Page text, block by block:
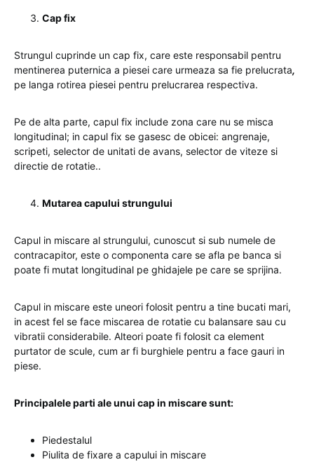
Cap fix
Strungul cuprinde un cap fix, care este responsabil pentru
mentinerea puternica a piesei care urmeaza sa fie prelucrata,
pe langa rotirea piesei pentru prelucrarea respectiva.
Pe de alta parte, capul fix include zona care nu se misca
longitudinal; in capul fix se gasesc de obicei: angrenaje,
scripeti, selector de unitati de avans, selector de viteze si
directie de rotatie..
Mutarea capului strungului
Capul in miscare al strungului, cunoscut si sub numele de
contracapitor, este o componenta care se afla pe banca si
poate fi mutat longitudinal pe ghidajele pe care se sprijina.
Capul in miscare este uneori folosit pentru a tine bucati mari,
in acest fel se face miscarea de rotatie cu balansare sau cu
vibratii considerabile. Alteori poate fi folosit ca element
purtator de scule, cum ar fi burghiele pentru a face gauri in
piese.
Principalele parti ale unui cap in miscare sunt:
Piedestalul
Piulita de fixare a capului in miscare